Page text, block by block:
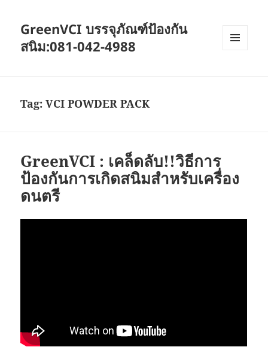
GreenVCI บรรจุภัณฑ์ป้องกัน
สนิม:081-042-4988
Tag:VCI POWDER PACK
GreenVCI : เคล็ดลับ!!วิธีการ
ป้องกันการเกิดสนิมสำหรับเครื่อง
ดนตรี